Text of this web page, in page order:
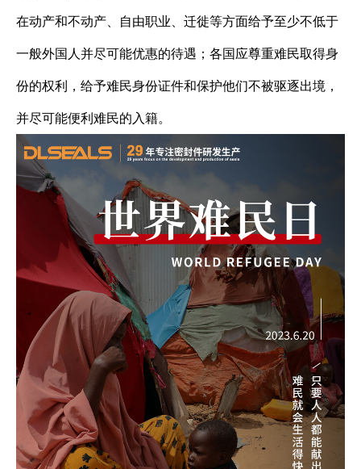
在动产和不动产、自由职业、迁徙等方面给予至少不低于
一般外国人并尽可能优惠的待遇；各国应尊重难民取得身
份的权利，给予难民身份证件和保护他们不被驱逐出境，
并尽可能便利难民的入籍。